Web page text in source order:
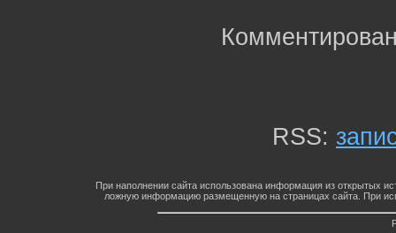
RSS:
При наполнении сайта использована информация из открытых
ложную информацию размещенную на страницах сайта. При